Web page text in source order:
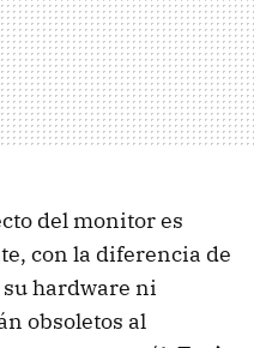
del monitor es
con la diferencia de
hardware ni
obsoletos al